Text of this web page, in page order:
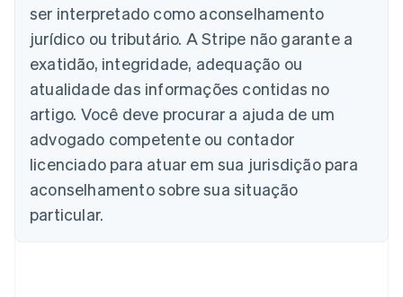
ser interpretado como aconselhamento
jurídico ou tributário. A Stripe não garante a
exatidão, integridade, adequação ou
atualidade das informações contidas no
artigo. Você deve procurar a ajuda de um
advogado competente ou contador
licenciado para atuar em sua jurisdição para
aconselhamento sobre sua situação
particular.
Áustria
DeutschEnglish
Bélgica
Nederlands FrançaisDeutschEnglish
Brasil
Português English
Bulgária
English
Canadá
China continental
简体中文English